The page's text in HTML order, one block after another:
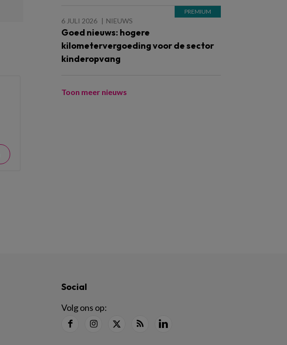
6 JULI 2026 NIEUWS
Goed nieuws: hogere
kilometervergoeding voor de sector
kinderopvang
Toon meer nieuws
Social
Volg ons op: